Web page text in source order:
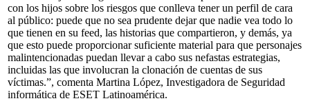
con los hijos sobre los riesgos que conlleva tener un perfil de cara
al público: puede que no sea prudente dejar que nadie vea todo lo
que tienen en su feed, las historias que compartieron, y demás, ya
que esto puede proporcionar suficiente material para que personajes
malintencionadas puedan llevar a cabo sus nefastas estrategias,
incluidas las que involucran la clonación de cuentas de sus
víctimas.”, comenta Martina López, Investigadora de Seguridad
informática de ESET Latinoamérica.